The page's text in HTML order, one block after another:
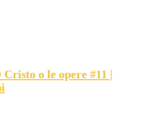
o le opere #11 |